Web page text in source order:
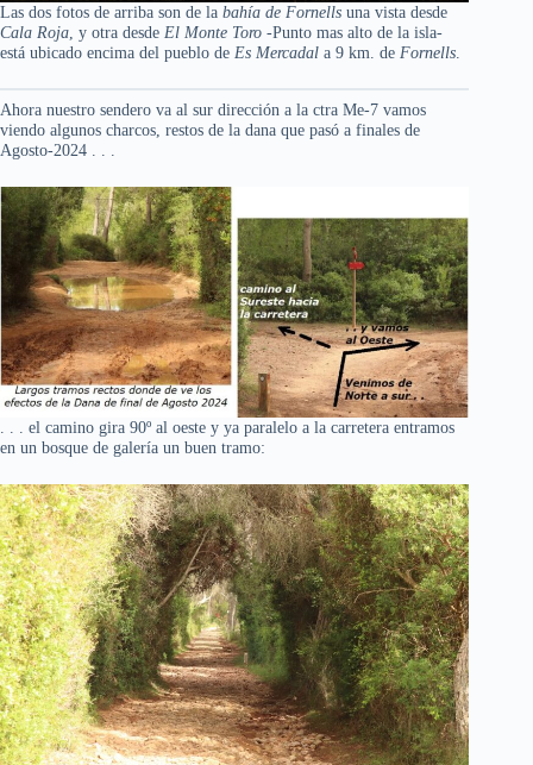
Las dos fotos de arriba son de la bahía de Fornells una vista desde
Cala Roja , y otra desde El Monte Toro -Punto mas alto de la isla-
está ubicado encima del pueblo de Es Mercadal a 9 km. de Fornells
Ahora nuestro sendero va al sur dirección a la ctra Me-7 vamos
viendo algunos charcos, restos de la dana que pasó a finales de
Agosto-2024 . . .
. . . el camino gira 90º al oeste y ya paralelo a la carretera entramos
en un bosque de galería un buen tramo: